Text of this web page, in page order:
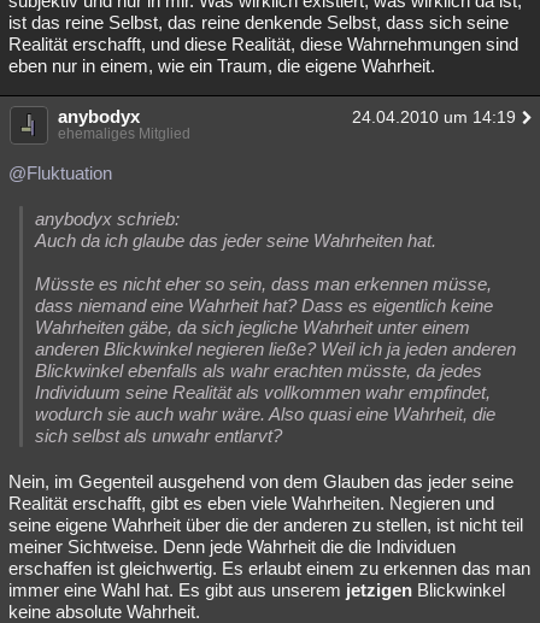
ist das reine Selbst, das reine denkende Selbst, dass sich seine
Realität erschafft, und diese Realität, diese Wahrnehmungen sind
eben nur in einem, wie ein Traum, die eigene Wahrheit.
anybodyx 24.04.2010 um 14:19
ehemaliges Mitglied
@Fluktuation
anybodyx schrieb:
Auch da ich glaube das jeder seine Wahrheiten hat.
Müsste es nicht eher so sein, dass man erkennen müsse,
dass niemand eine Wahrheit hat? Dass es eigentlich keine
Wahrheiten gäbe, da sich jegliche Wahrheit unter einem
anderen Blickwinkel negieren ließe? Weil ich ja jeden anderen
Blickwinkel ebenfalls als wahr erachten müsste, da jedes
Individuum seine Realität als vollkommen wahr empfindet,
wodurch sie auch wahr wäre. Also quasi eine Wahrheit, die
sich selbst als unwahr entlarvt?
Nein, im Gegenteil ausgehend von dem Glauben das jeder seine
Realität erschafft, gibt es eben viele Wahrheiten. Negieren und
seine eigene Wahrheit über die der anderen zu stellen, ist nicht teil
meiner Sichtweise. Denn jede Wahrheit die die Individuen
erschaffen ist gleichwertig. Es erlaubt einem zu erkennen das man
immer eine Wahl hat. Es gibt aus unserem jetzigen Blickwinkel
keine absolute Wahrheit.